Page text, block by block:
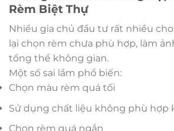
Rèm Biệt Thự
Nhiều gia chủ đầu tư rất nhiều
lại chọn rèm chưa phù hợp, làm
tổng thể không gian.
Một số sai lầm phổ biến:
Chọn màu rèm quá tối
Sử dụng chất liệu không phù hợp
Chọn rèm quá ngắn